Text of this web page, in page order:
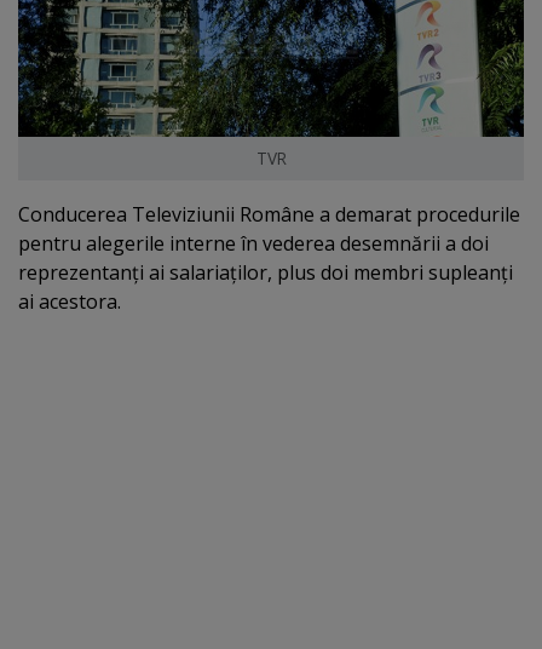
TVR
Conducerea Televiziunii Române a demarat procedurile
pentru alegerile interne în vederea desemnării a doi
reprezentanţi ai salariaţilor, plus doi membri supleanţi
ai acestora.